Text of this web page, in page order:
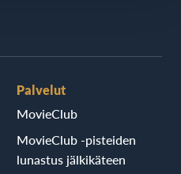
Palvelut
MovieClub
MovieClub -pisteiden
lunastus jälkikäteen